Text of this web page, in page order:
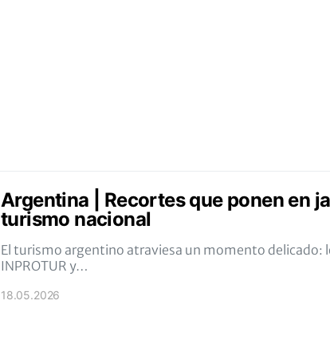
Argentina | Recortes que ponen en
turismo nacional
El turismo argentino atraviesa un momento delicado:
INPROTUR y…
18.05.2026